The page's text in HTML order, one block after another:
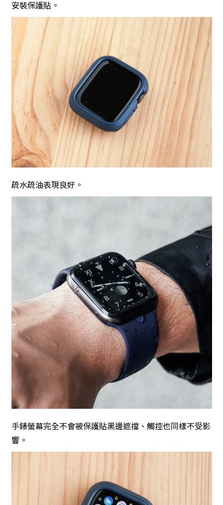
安裝保護貼。
疏水疏油表現良好。
手錶螢幕完全不會被保護貼黑邊遮擋、觸控也同樣不受影
響。